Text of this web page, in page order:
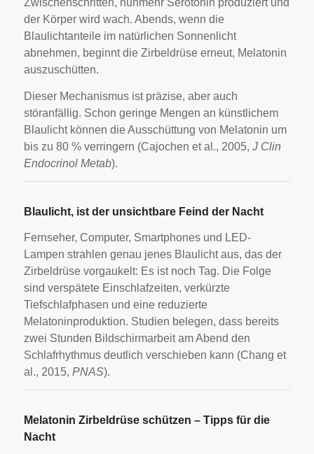
Zwischenschritten, nunmehr Serotonin produziert und
der Körper wird wach. Abends, wenn die
Blaulichtanteile im natürlichen Sonnenlicht
abnehmen, beginnt die Zirbeldrüse erneut, Melatonin
auszuschütten.
Dieser Mechanismus ist präzise, aber auch
störanfällig. Schon geringe Mengen an künstlichem
Blaulicht können die Ausschüttung von Melatonin um
bis zu 80 % verringern (Cajochen et al., 2005, J Clin
Endocrinol Metab).
Blaulicht, ist der unsichtbare Feind der Nacht
Fernseher, Computer, Smartphones und LED-
Lampen strahlen genau jenes Blaulicht aus, das der
Zirbeldrüse vorgaukelt: Es ist noch Tag. Die Folge
sind verspätete Einschlafzeiten, verkürzte
Tiefschlafphasen und eine reduzierte
Melatoninproduktion. Studien belegen, dass bereits
zwei Stunden Bildschirmarbeit am Abend den
Schlafrhythmus deutlich verschieben kann (Chang et
al., 2015, PNAS).
Melatonin Zirbeldrüse schützen – Tipps für die
Nacht